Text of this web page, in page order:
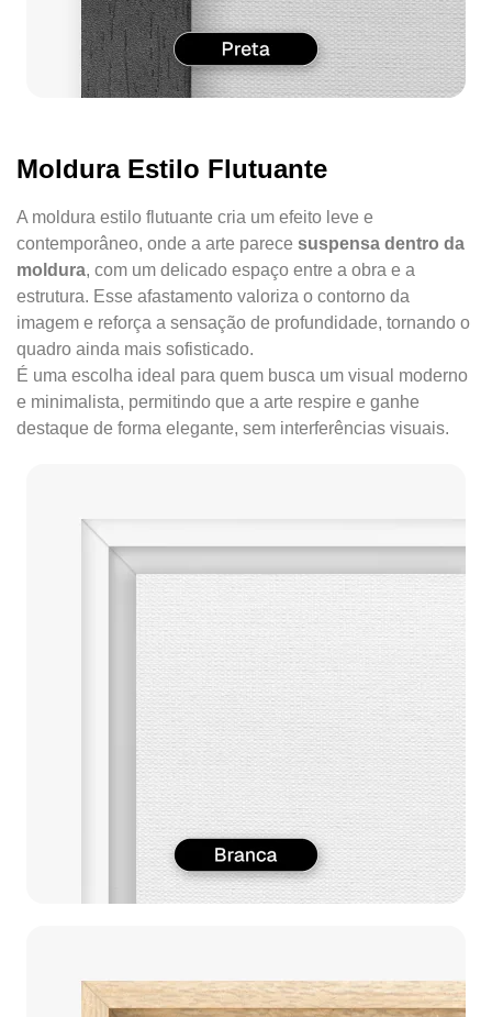
Moldura Estilo Flutuante
A moldura estilo flutuante cria um efeito leve e
contemporâneo, onde a arte parece suspensa dentro da
moldura, com um delicado espaço entre a obra e a
estrutura. Esse afastamento valoriza o contorno da
imagem e reforça a sensação de profundidade, tornando o
quadro ainda mais sofisticado.
É uma escolha ideal para quem busca um visual moderno
e minimalista, permitindo que a arte respire e ganhe
destaque de forma elegante, sem interferências visuais.